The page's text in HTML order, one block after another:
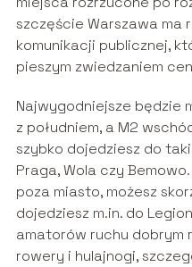
szczęście Warszawa ma
komunikacji publicznej,
pieszym zwiedzaniem
Najwygodniejsze będzie
z południem, a M2
szybko dojedziesz do
Praga, Wola czy
poza miasto, możesz
dojedziesz m.in. do
amatorów ruchu dobrym
rowery i hulajnogi,